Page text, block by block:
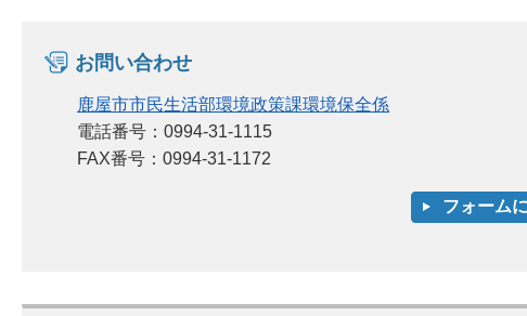
お問い合わせ
鹿屋市市民生活部環境政策課環境保全係
電話番号：0994-31-1115
FAX番号：0994-31-1172